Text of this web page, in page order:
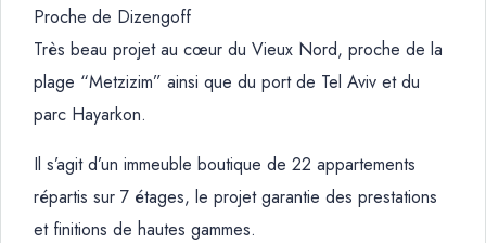
Proche de Dizengoff
Très beau projet au cœur du Vieux Nord, proche de la
plage “Metzizim” ainsi que du port de Tel Aviv et du
parc Hayarkon.
Il s’agit d’un immeuble boutique de 22 appartements
répartis sur 7 étages, le projet garantie des prestations
et finitions de hautes gammes.